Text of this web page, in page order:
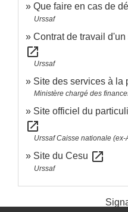
Que faire en cas de
Urssaf
Contrat de travail
open_in_new
Urssaf
Site des services à la
Ministère chargé des
Site officiel du
open_in_new
Urssaf Caisse nationale (ex-
Site du Cesu open_in_new
Urssaf